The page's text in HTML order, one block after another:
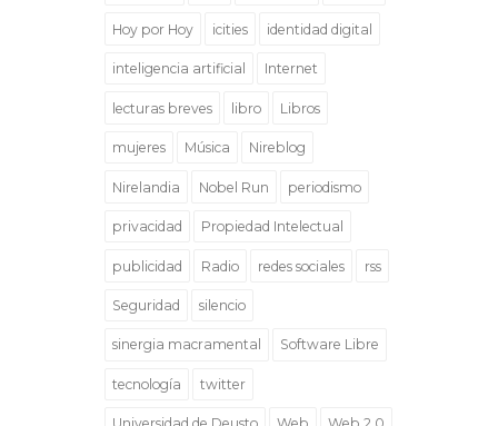
Hoy por Hoy icities identidad digital
inteligencia artificial Internet
lecturas breves libro Libros
mujeres Música Nireblog
Nirelandia Nobel Run periodismo
privacidad Propiedad Intelectual
publicidad Radio redes sociales rss
Seguridad silencio
sinergia macramental Software Libre
tecnología twitter